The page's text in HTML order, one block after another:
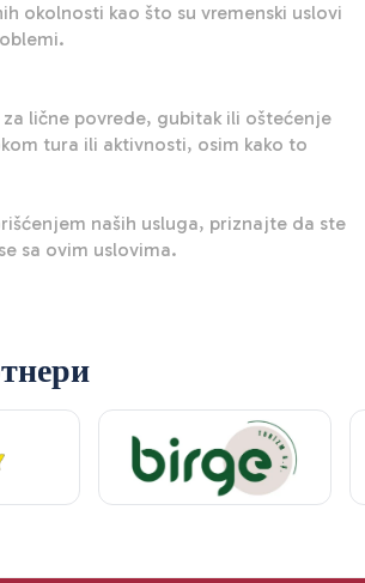
okolnosti kao što su vremenski uslovi
lične povrede, gubitak ili oštećenje
tura ili aktivnosti, osim kako to
naših usluga, priznajte da ste
sa ovim uslovima.